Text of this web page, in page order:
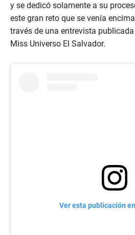
y se dedicó solamente a su
este gran reto que se venía
través de una entrevista
Miss Universo El Salvador.
Ver esta publicación